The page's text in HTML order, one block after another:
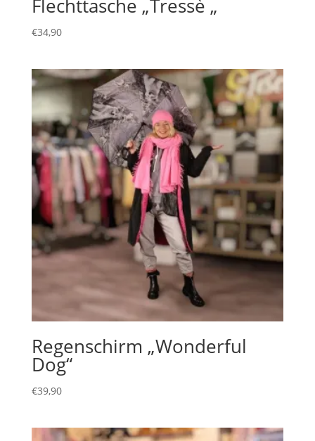
Flechttasche „Tressè „
€34,90
Regenschirm „Wonderful
Dog“
€39,90